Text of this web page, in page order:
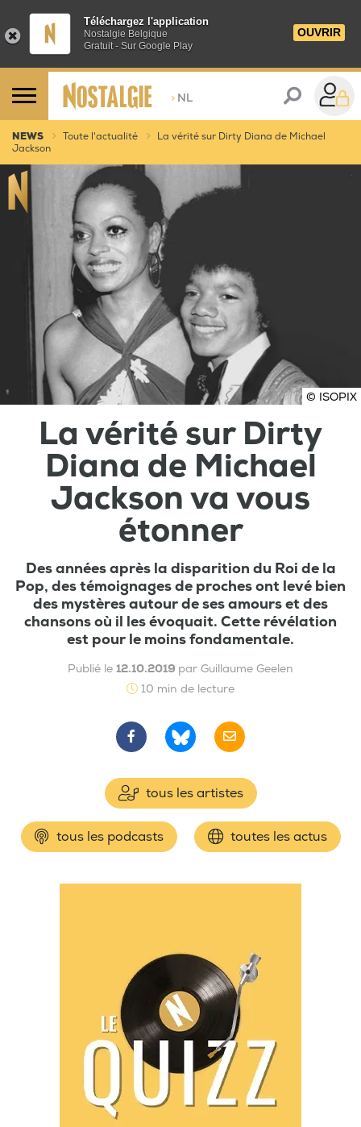
Téléchargez l'application
Nostalgie Belgique
Gratuit - Sur Google Play
OUVRIR
> NL
NEWS Toute l'actualité
La vérité sur Dirty Diana de Michael
Jackson
© ISOPIX
La vérité sur Dirty
Diana de Michael
Jackson va vous
étonner
Des années après la disparition du Roi de la
Pop, des témoignages de proches ont levé bien
des mystères autour de ses amours et des
chansons où il les évoquait. Cette révélation
est pour le moins fondamentale.
Publié le 12.10.2019 par Guillaume Geelen
10 min de lecture
tous les artistes
tous les podcasts toutes les actus